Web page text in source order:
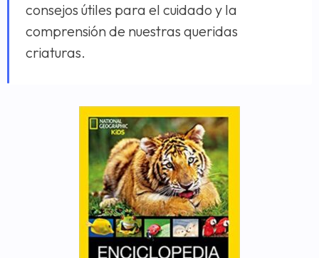
consejos útiles para el cuidado y la
comprensión de nuestras queridas
criaturas.